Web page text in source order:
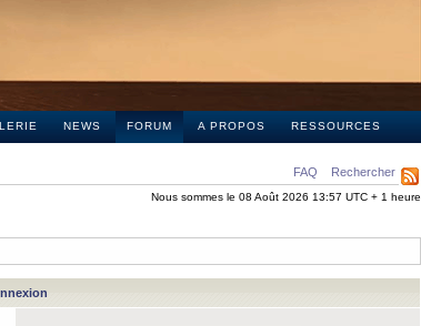
NEWS FORUM A PROPOS RESSOURCES
FAQ Rechercher
Nous sommes le 08 Août 2026 13:57 UTC + 1 heure